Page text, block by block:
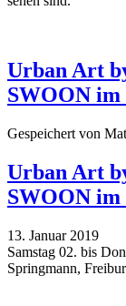
Urban Art
SWOON
Gespeichert von
Urban Art
SWOON
13. Januar 2019
Samstag 02. bis
Springmann,